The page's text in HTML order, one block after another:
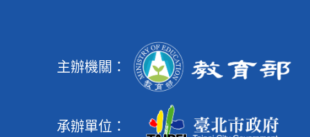
主辦機關：
承辦單位：